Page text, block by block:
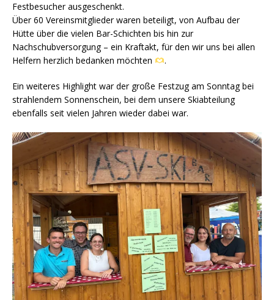
Festbesucher ausgeschenkt.
Über 60 Vereinsmitglieder waren beteiligt, von Aufbau der
Hütte über die vielen Bar-Schichten bis hin zur
Nachschubversorgung – ein Kraftakt, für den wir uns bei allen
Helfern herzlich bedanken möchten
.
Ein weiteres Highlight war der große Festzug am Sonntag bei
strahlendem Sonnenschein, bei dem unsere Skiabteilung
ebenfalls seit vielen Jahren wieder dabei war.